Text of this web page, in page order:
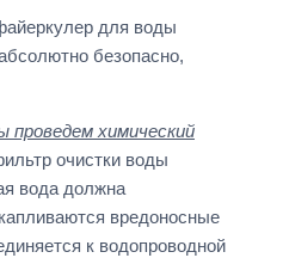
для воды
безопасно,
химический
очистки воды
вода должна
вредоносные
к водопроводной